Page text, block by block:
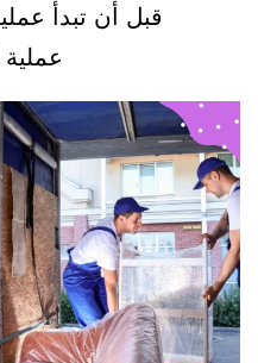
قبل أن تبدأ